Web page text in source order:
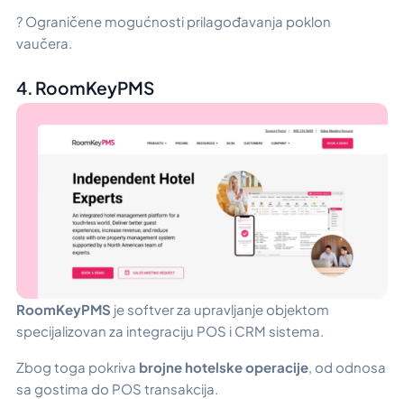
? Ograničene mogućnosti prilagođavanja poklon
vaučera.
4. RoomKeyPMS
RoomKeyPMS je softver za upravljanje objektom
specijalizovan za integraciju POS i CRM sistema.
Zbog toga pokriva brojne hotelske operacije, od odnosa
sa gostima do POS transakcija.